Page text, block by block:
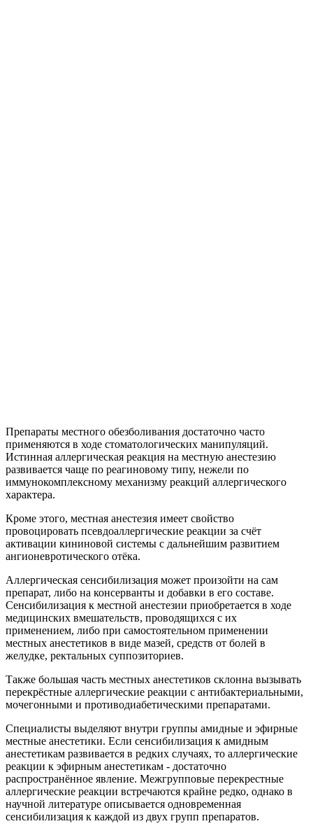
Препараты местного обезболивания достаточно часто
применяются в ходе стоматологических манипуляций.
Истинная аллергическая реакция на местную анестезию
развивается чаще по реагиновому типу, нежели по
иммунокомплексному механизму реакций аллергического
характера.
Кроме этого, местная анестезия имеет свойство
провоцировать псевдоаллергические реакции за счёт
активации кининовой системы с дальнейшим развитием
ангионевротического отёка.
Аллергическая сенсибилизация может произойти на сам
препарат, либо на консерванты и добавки в его составе.
Сенсибилизация к местной анестезии приобретается в ходе
медицинских вмешательств, проводящихся с их
применением, либо при самостоятельном применении
местных анестетиков в виде мазей, средств от болей в
желудке, ректальных суппозиториев.
Также большая часть местных анестетиков склонна вызывать
перекрёстные аллергические реакции с антибактериальными,
мочегонными и противодиабетическими препаратами.
Специалисты выделяют внутри группы амидные и эфирные
местные анестетики. Если сенсибилизация к амидным
анестетикам развивается в редких случаях, то аллергические
реакции к эфирным анестетикам - достаточно
распространённое явление. Межгрупповые перекрестные
аллергические реакции встречаются крайне редко, однако в
научной литературе описывается одновременная
сенсибилизация к каждой из двух групп препаратов.